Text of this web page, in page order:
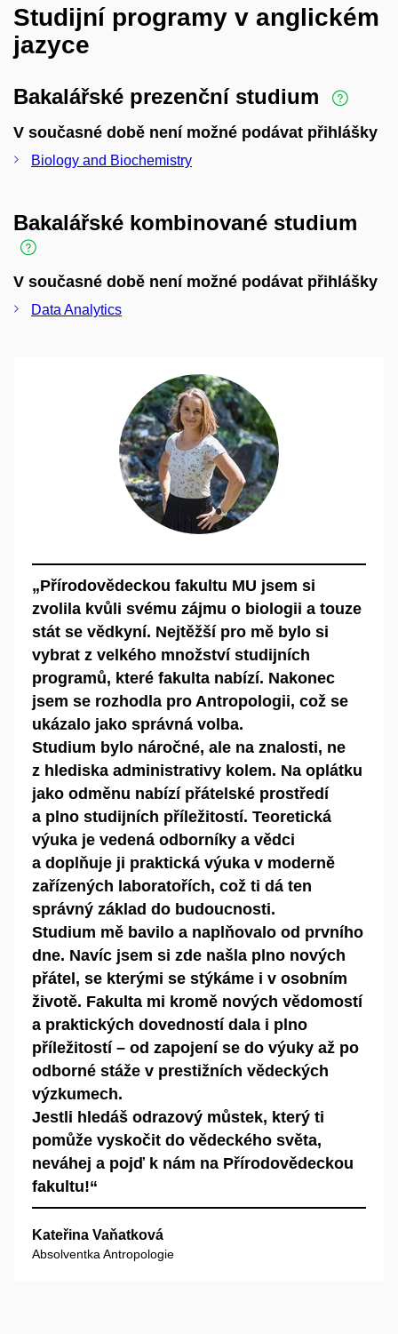
Studijní programy v anglickém
jazyce
Bakalářské prezenční studium
V současné době není možné podávat přihlášky
Biology and Biochemistry
Bakalářské kombinované studium
V současné době není možné podávat přihlášky
Data Analytics
„Přírodovědeckou fakultu MU jsem si
zvolila kvůli svému zájmu o biologii a touze
stát se vědkyní. Nejtěžší pro mě bylo si
vybrat z velkého množství studijních
programů, které fakulta nabízí. Nakonec
jsem se rozhodla pro Antropologii, což se
ukázalo jako správná volba.
Studium bylo náročné, ale na znalosti, ne
z hlediska administrativy kolem. Na oplátku
jako odměnu nabízí přátelské prostředí
a plno studijních příležitostí. Teoretická
výuka je vedená odborníky a vědci
a doplňuje ji praktická výuka v moderně
zařízených laboratořích, což ti dá ten
správný základ do budoucnosti.
Studium mě bavilo a naplňovalo od prvního
dne. Navíc jsem si zde našla plno nových
přátel, se kterými se stýkáme i v osobním
životě. Fakulta mi kromě nových vědomostí
a praktických dovedností dala i plno
příležitostí – od zapojení se do výuky až po
odborné stáže v prestižních vědeckých
výzkumech.
Jestli hledáš odrazový můstek, který ti
pomůže vyskočit do vědeckého světa,
neváhej a pojď k nám na Přírodovědeckou
fakultu!“
Kateřina Vaňatková
Absolventka Antropologie